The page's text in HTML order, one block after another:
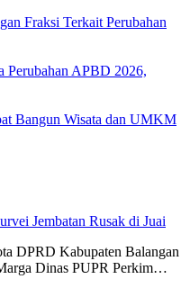
Fraksi Terkait Perubahan
Perubahan APBD 2026,
Bangun Wisata dan UMKM
Jembatan Rusak di Juai
DPRD Kabupaten Balangan
Dinas PUPR Perkim…